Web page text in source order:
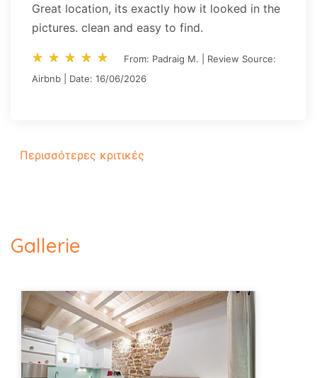
Great location, its exactly how it looked in the
pictures. clean and easy to find.
star_rate star_rate star_rate star_rate star_rate
star_rate star_rate star_rate star_rate star_rate
From: Padraig M. | Review Source:
Airbnb | Date: 16/06/2026
Περισσότερες κριτικές
Gallerie